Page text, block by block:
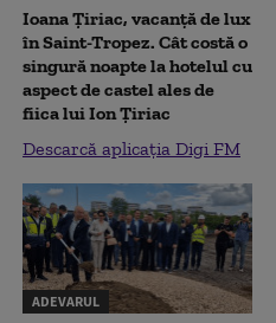
Ioana Țiriac, vacanță de lux
în Saint-Tropez. Cât costă o
singură noapte la hotelul cu
aspect de castel ales de
fiica lui Ion Țiriac
Descarcă aplicația Digi FM
ADEVARUL